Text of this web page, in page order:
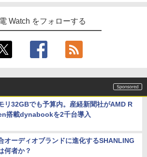
Watch をフォローする
リ32GBでも予算内。産経新聞社がAMD R
搭載dynabookを2千台導入
オーディオブランドに進化するSHANLING
何者か？